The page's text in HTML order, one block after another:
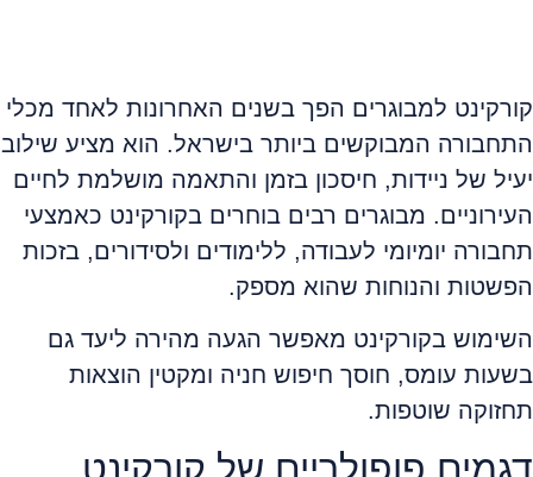
קורקינט למבוגרים הפך בשנים האחרונות לאחד מכלי
התחבורה המבוקשים ביותר בישראל. הוא מציע שילוב
יעיל של ניידות, חיסכון בזמן והתאמה מושלמת לחיים
העירוניים. מבוגרים רבים בוחרים בקורקינט כאמצעי
תחבורה יומיומי לעבודה, ללימודים ולסידורים, בזכות
הפשטות והנוחות שהוא מספק.
השימוש בקורקינט מאפשר הגעה מהירה ליעד גם
בשעות עומס, חוסך חיפוש חניה ומקטין הוצאות
תחזוקה שוטפות.
דגמים פופולריים של קורקינט